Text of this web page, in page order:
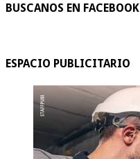
BUSCANOS EN FACEBOOK
ESPACIO PUBLICITARIO